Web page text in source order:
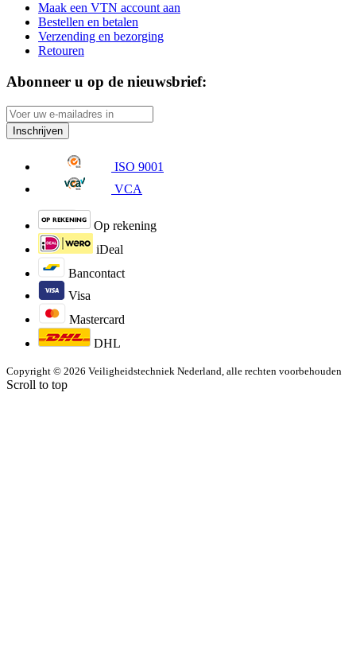
Maak een VTN account aan
Bestellen en betalen
Verzending en bezorging
Retouren
Abonneer u op de nieuwsbrief:
Inschrijven
ISO 9001
VCA
Op rekening
iDeal
Bancontact
Visa
Mastercard
DHL
Copyright © 2026 Veiligheidstechniek Nederland, alle rechten voorbehouden
Scroll to top